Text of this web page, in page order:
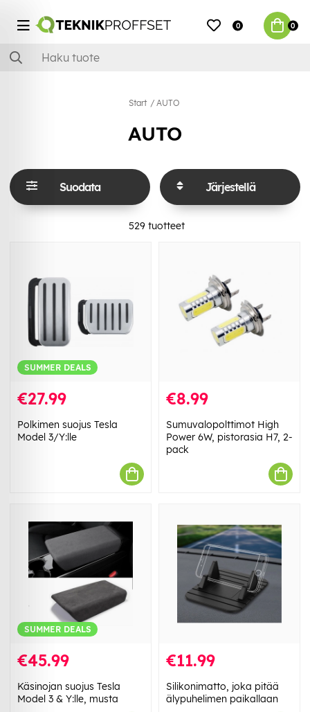
0 0
Start AUTO
AUTO
Suodata Järjestellä
529tuotteet
SUMMER DEALS
€27.99
Polkimen suojus Tesla
Model 3/Y:lle
€8.99
Sumuvalopolttimot High
Power 6W, pistorasia H7, 2-
pack
SUMMER DEALS
€45.99
Käsinojan suojus Tesla
Model 3 & Y:lle, musta
€11.99
Silikonimatto, joka pitää
älypuhelimen paikallaan